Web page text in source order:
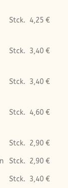
Stck. 4,25 €
Stck. 3,40 €
Stck. 3,40 €
Stck. 4,60 €
Stck. 2,90 €
Stck. 2,90 €
Stck. 3,40 €